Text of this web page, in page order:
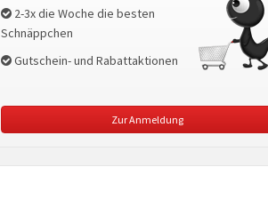
2-3x die Woche die besten
Schnäppchen
Gutschein- und Rabattaktionen
Zur Anmeldung